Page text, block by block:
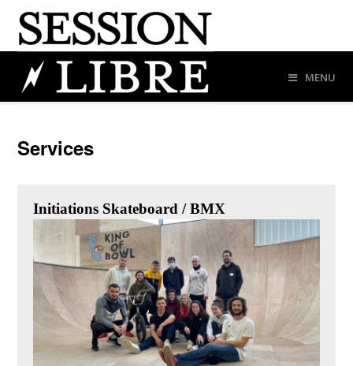
MENU
Services
Initiations Skateboard / BMX